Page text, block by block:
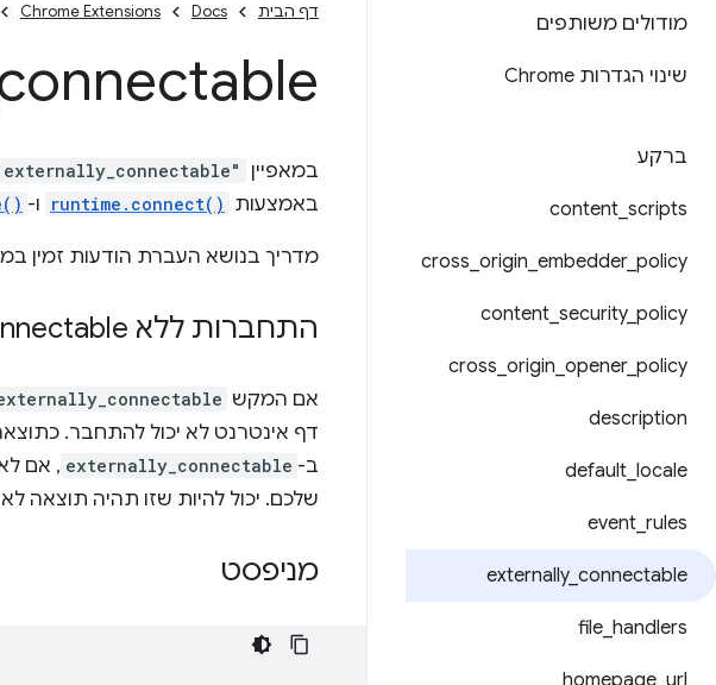
מודולים משותפים
שינוי הגדרות Chrome
ברקע
content scripts
cross origin embedder_ policy
content security_ policy
cross origin opener_ policy
description
default locale
event rules
externally_ connectable
file handlers
homepage url
דף הבית Docs
Chrome Extensions
במאפיין
באמצעות runtime.connect() ו-
מדריך בנושא העברת הודעות זמין
התחברות ללא externally
אם המקש
דף אינטרנט לא יכול להתחבר.
ב- externally_connectable , אם
שלכם. יכול להיות שזו תהיה תוצאה
מניפסט